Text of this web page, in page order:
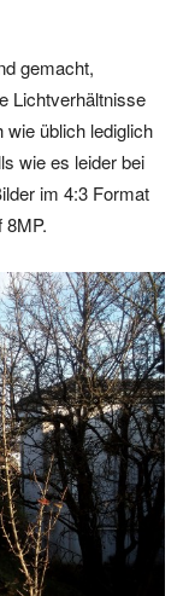
gemacht,
Lichtverhältnisse
wie üblich lediglich
wie es leider bei
im 4:3 Format